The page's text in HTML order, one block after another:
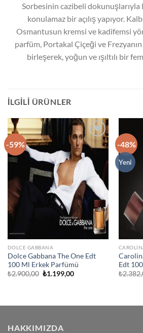
Sorbesinin cazibeli dokunuşlarıyla
konulamaz bir açılış yapıyor.
Osmantusun kremsi ve kadifemsi
parfüm, Portakal Çiçeği ve
birleşerek, yoğun ve ışıltılı bir
İLGILI ÜRÜNLER
-59%
İstek
Listeme
Ekle
DOLCE GABBANA
Dolce Gabbana The One Edt
100 Ml Erkek Parfümü
₺2.900,00 Orijinal
₺1.199,00Şu
-48%
Yeni
Edt
₺
HAKKIMIZDA